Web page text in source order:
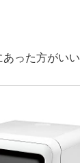
った方がいい